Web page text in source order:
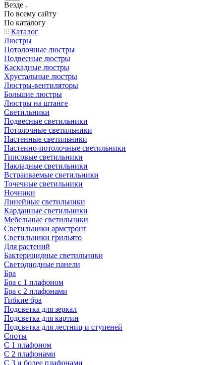
Везде
По всему сайту
По каталогу
Каталог
Люстры
Потолочные люстры
Подвесные люстры
Каскадные люстры
Хрустальные люстры
Люстры-вентиляторы
Большие люстры
Люстры на штанге
Светильники
Подвесные светильники
Потолочные светильники
Настенные светильники
Настенно-потолочные светильники
Гипсовые светильники
Накладные светильники
Встраиваемые светильники
Точечные светильники
Ночники
Линейные светильники
Карданные светильники
Мебельные светильники
Светильники армстронг
Светильники грильято
Для растений
Бактерицидные светильники
Светодиодные панели
Бра
Бра с 1 плафоном
Бра с 2 плафонами
Гибкие бра
Подсветка для зеркал
Подсветка для картин
Подсветка для лестниц и ступеней
Споты
С 1 плафоном
С 2 плафонами
С 3 и более плафонами